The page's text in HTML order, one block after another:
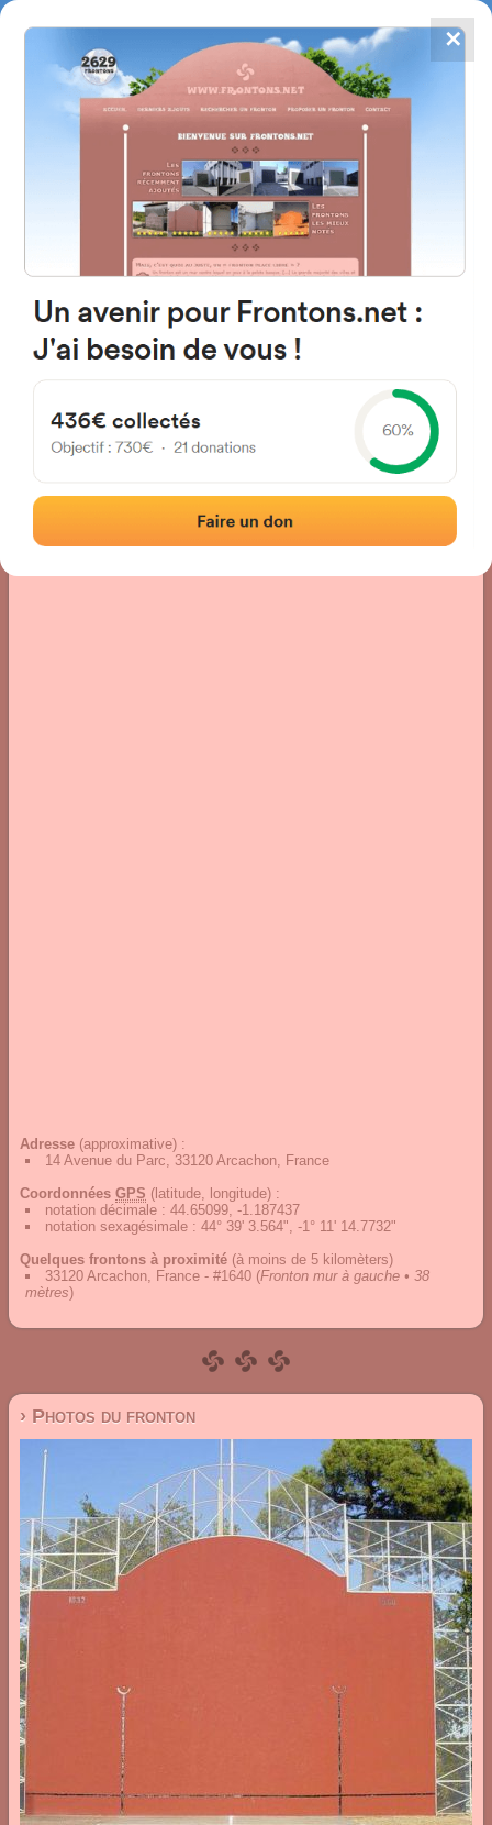
FRONTONS.NET
RECHERCHER UN FRONTON
PROPOSER UN FRONTON
4867
frontons
33120 Arcachon, France
Photos Commentaires et avis
Adresse (approximative) :
14 Avenue du Parc, 33120 Arcachon, France
Coordonnées GPS (latitude, longitude) :
notation décimale : 44.65099, -1.187437
notation sexagésimale : 44° 39' 3.564", -1° 11' 14.7732"
Quelques frontons à proximité (à moins de 5 kilomèters)
33120 Arcachon, France - #1640 (Fronton mur à gauche • 38
mètres)
› Photos du fronton
✕